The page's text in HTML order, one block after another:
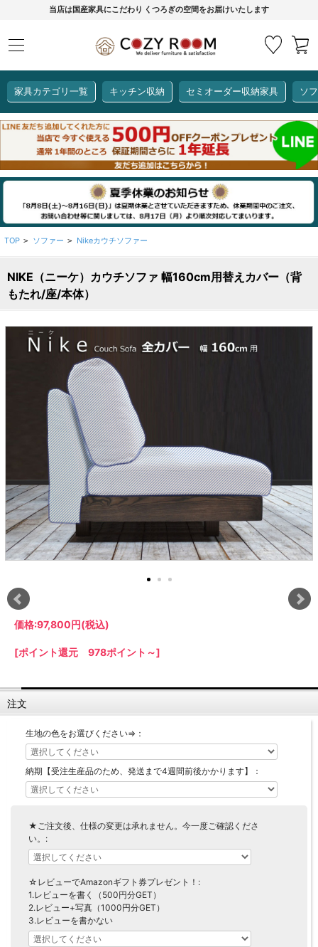
当店は国産家具にこだわり くつろぎの空間をお届けいたします
家具カテゴリ一覧 キッチン収納 セミオーダー収納家具 ソ
キッチン収納
全て見る
特徴で選ぶ
生活感を隠せるレンジ台
大型レンジ収納可能
オープンタイプ
ダストボックス収納可能
サイズで選ぶ
幅60cm
キッチンボード（食器棚・カップボード）
キッチンカウンター
特徴で選ぶ
対面キッチンカウンター
バタフライキッチンカウンター
ダストボックス収納可能
スライド棚付き
【FLEXY】組み合わせ自由なセミオ
カウンター下ラック
【LASCO】引戸式カウンター下ラッ
【LASCO】扉式カウンター下ラック
隙間を無駄なく活用
特徴で選ぶ
【LASCO】ロータイプ
キッチン収納
キッチンの便利アイテム
タワー tower（山崎実業）
ダストボックス
【Pittaly】耐震上置きラック
セミオーダー収納家具
全て見る
【GRANNER2】テレビ台・リビング
収納
【FLEXY】3方向オーダー家具
【LASCO】カウンター下収納
【LASCO】ワードローブ
【LASCO】スリムラック
【VALO】ダイニングテーブル
【SUNNY】サニタリー収納
【Pittaly】耐震上置きラック
ソファー
全て見る
1人掛けソファー
2人掛けソファー
3人掛けソファー
L型ソファー
シェーズロングソファ
合皮ソファー
ファブリックソファー
オットマン
シリーズで選ぶ
【Nike】カウチソファー
【SUOLA】カウチソファー
【Curt】ウッドフレームソファー
【AIKA】ハイバックソファ
【CLOSTER】シェーズロング＆カウ
チソファー
【Chene】ウッドフレームソファー
【Cruse】ウッドフレームソファー
【RAMON】ウッドアームソファ
【Grace】ウッドフレームソファー
【Gainer】ウッドフレームソファー
リビング家具
全て見る
チェスト
ラック・シェルフ
下駄箱・シューズボッ
アコーディオンドア
デスク・デスクワゴン
業）
クリーナースタンド
引き戸式カウンター下
ラック
テレビ台
ローボード
ハイタイプ
壁面タイプ
趣味の収納
釣竿・釣り具収納
ゴルフクラブ収納
CDラック・DVDラック
キャンプギア収納
学習デスク・子供部屋
ダイニングセット
全て見る
チェア
こたつテーブル
カーインテリア
全て見る
【標準幅】リアシートテーブル
【ワイド幅】リアシートテーブル
【標準幅用】テレビスタンド
COZY ROOMオリジナル
全て見る
ここでしか買えない！COZY ROOMオリジナル家具
生活感を隠してスッキリ収納
レンジ台【CUBO】
狭いキッチンのお悩み解決
【COOKING ASSISTANT】
かさばる調理器具の宿屋
ディスプレイ鍋収納【Pots】
個室型デスク【COZYROOM】
おしゃれなのに機能性抜群
掃除機収納【Cleany】
万が一の地震対策
突っ張りラック【Pittaly】
TOP > ソファー > Nikeカウチソファー
NIKE（ニーケ）カウチソファ 幅160cm用替えカバー（背
もたれ/座/本体）
価格:97,800円(税込)
[ポイント還元 978ポイント～]
注文
生地の色をお選びください⇒：
納期【受注生産品のため、発送まで4週間前後かかります】：
★ご注文後、仕様の変更は承れません。今一度ご確認くださ
い。:
☆レビューでAmazonギフト券プレゼント！:
1.レビューを書く（500円分GET）
2.レビュー+写真（1000円分GET）
3.レビューを書かない